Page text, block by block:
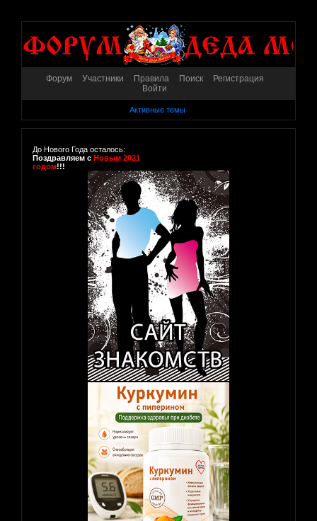
Форум Участники Правила Поиск
Регистрация
Войти
Активные темы
До Нового Года осталось:
Поздравляем с Новым 2021
годом!!!